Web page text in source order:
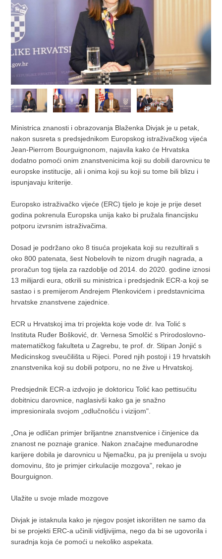
Ministrica znanosti i obrazovanja Blaženka Divjak je u petak,
nakon susreta s predsjednikom Europskog istraživačkog vijeća
Jean-Pierrom Bourguignonom, najavila kako će Hrvatska
dodatno pomoći onim znanstvenicima koji su dobili darovnicu te
europske institucije, ali i onima koji su koji su tome bili blizu i
ispunjavaju kriterije.
Europsko istraživačko vijeće (ERC) tijelo je koje je prije deset
godina pokrenula Europska unija kako bi pružala financijsku
potporu izvrsnim istraživačima.
Dosad je podržano oko 8 tisuća projekata koji su rezultirali s
oko 800 patenata, šest Nobelovih te nizom drugih nagrada, a
proračun tog tijela za razdoblje od 2014. do 2020. godine iznosi
13 milijardi eura, otkrili su ministrica i predsjednik ECR-a koji se
sastao i s premijerom Andrejem Plenkovićem i predstavnicima
hrvatske znanstvene zajednice.
ECR u Hrvatskoj ima tri projekta koje vode dr. Iva Tolić s
Instituta Ruđer Bošković, dr. Vernesa Smolčić s Prirodoslovno-
matematičkog fakulteta u Zagrebu, te prof. dr. Stipan Jonjić s
Medicinskog sveučilišta u Rijeci. Pored njih postoji i 19 hrvatskih
znanstvenika koji su dobili potporu, no ne žive u Hrvatskoj.
Predsjednik ECR-a izdvojio je doktoricu Tolić kao pettisućitu
dobitnicu darovnice, naglasivši kako ga je snažno
impresionirala svojom „odlučnošću i vizijom".
„Ona je odličan primjer briljantne znanstvenice i činjenice da
znanost ne poznaje granice. Nakon značajne međunarodne
karijere dobila je darovnicu u Njemačku, pa ju prenijela u svoju
domovinu, što je primjer cirkulacije mozgova", rekao je
Bourguignon.
Ulažite u svoje mlade mozgove
Divjak je istaknula kako je njegov posjet iskorišten ne samo da
bi se projekti ERC-a učinili vidljivijima, nego da bi se ugovorila i
suradnja koja će pomoći u nekoliko aspekata.